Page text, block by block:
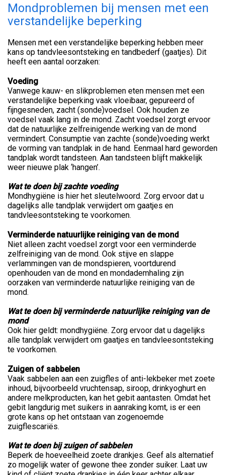
Mondproblemen bij mensen met een
verstandelijke beperking
Mensen met een verstandelijke beperking hebben meer
kans op tandvleesontsteking en tandbederf (gaatjes). Dit
heeft een aantal oorzaken:
Voeding
Vanwege kauw- en slikproblemen eten mensen met een
verstandelijke beperking vaak vloeibaar, gepureerd of
fijngesneden, zacht (sonde)voedsel. Ook houden ze
voedsel vaak lang in de mond. Zacht voedsel zorgt ervoor
dat de natuurlijke zelfreinigende werking van de mond
vermindert. Consumptie van zachte (sonde)voeding werkt
de vorming van tandplak in de hand. Eenmaal hard geworden
tandplak wordt tandsteen. Aan tandsteen blijft makkelijk
weer nieuwe plak ‘hangen’.
Wat te doen bij zachte voeding
Mondhygiëne is hier het sleutelwoord. Zorg ervoor dat u
dagelijks alle tandplak verwijdert om gaatjes en
tandvleesontsteking te voorkomen.
Verminderde natuurlijke reiniging van de mond
Niet alleen zacht voedsel zorgt voor een verminderde
zelfreiniging van de mond. Ook stijve en slappe
verlammingen van de mondspieren, voortdurend
openhouden van de mond en mondademhaling zijn
oorzaken van verminderde natuurlijke reiniging van de
mond.
Wat te doen bij verminderde natuurlijke reiniging van de
mond
Ook hier geldt: mondhygiëne. Zorg ervoor dat u dagelijks
alle tandplak verwijdert om gaatjes en tandvleesontsteking
te voorkomen.
Zuigen of sabbelen
Vaak sabbelen aan een zuigfles of anti-lekbeker met zoete
inhoud, bijvoorbeeld vruchtensap, siroop, drinkyoghurt en
andere melkproducten, kan het gebit aantasten. Omdat het
gebit langdurig met suikers in aanraking komt, is er een
grote kans op het ontstaan van zogenoemde
zuigflescariës.
Wat te doen bij zuigen of sabbelen
Beperk de hoeveelheid zoete drankjes. Geef als alternatief
zo mogelijk water of gewone thee zonder suiker. Laat uw